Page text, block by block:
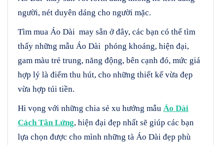
người, nét duyên dáng cho người mặc.
Tìm mua Áo Dài may sẵn ở đây, các bạn có thể tìm
thấy những mẫu Áo Dài phóng khoáng, hiện đại,
gam màu trẻ trung, năng động, bên cạnh đó, mức giá
hợp lý là điểm thu hút, cho những thiết kế vừa đẹp
vừa hợp túi tiền.
Hi vọng với những chia sẻ xu hướng mẫu Áo Dài
Cách Tân Lửng, hiện đại đẹp nhất sẽ giúp các bạn
lựa chọn được cho mình những tà Áo Dài đẹp phù